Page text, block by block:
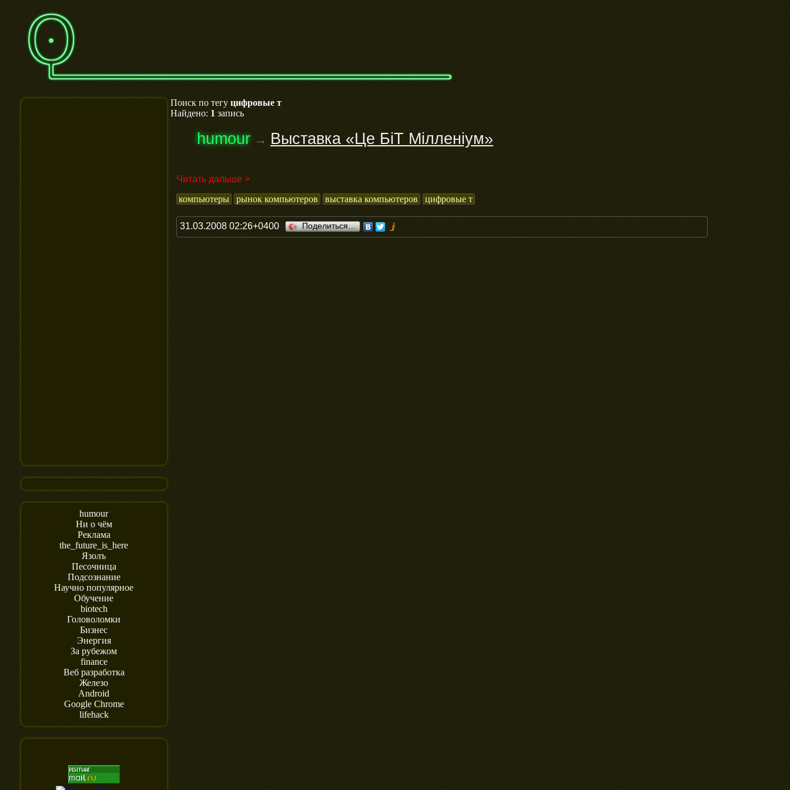
humour
Ни о чём
Реклама
the_future_is_here
Язолъ
Песочница
Подсознание
Научно популярное
Обучение
biotech
Головоломки
Бизнес
Энергия
За рубежом
finance
Веб разработка
Железо
Android
Google Chrome
lifehack
Поиск по тегу цифровые т
Найдено: 1 запись
humour → Выставка «Це БiT Мiлленiум»
Читать дальше >
компьютеры
рынок компьютеров выставка компьютеров цифровые т
31.03.2008 02:26+0400 Поделиться…